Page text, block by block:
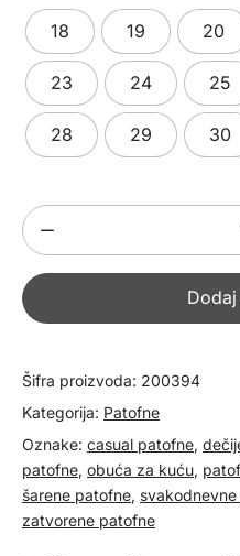
18 19 20
23 24 25
28 29 30
Dečije
platnene
patofne
200394
Šifra proizvoda: 200394
Kategorija: Patofne
Oznake: casual patofne,
patofne, obuća za kuću,
šarene patofne,
zatvorene patofne